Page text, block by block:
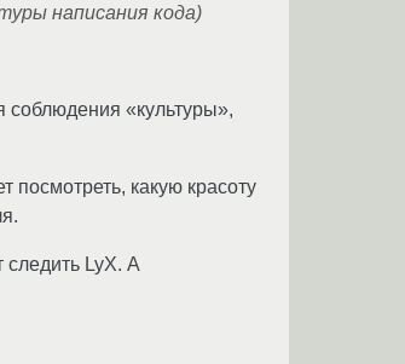
написания кода)
соблюдения «культуры»,
какую красоту
LyX. А